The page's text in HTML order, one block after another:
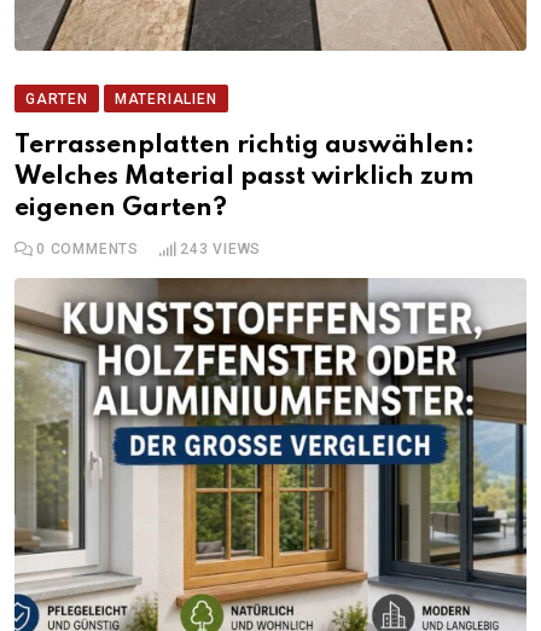
GARTEN MATERIALIEN
Terrassenplatten richtig auswählen:
Welches Material passt wirklich zum
eigenen Garten?
0 COMMENTS 243 VIEWS